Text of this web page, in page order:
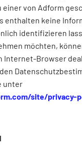
einer von Adform
enthalten keine
identifizieren
möchten,
Internet-Browser
unter
site/privacy-